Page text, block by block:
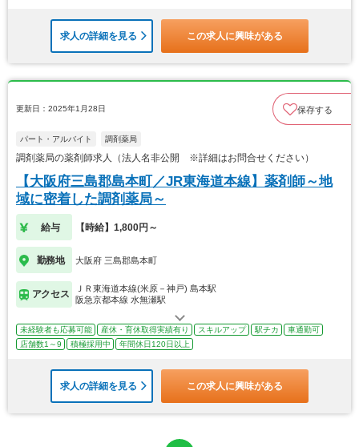
求人の詳細を見る この求人に興味がある
更新日：2025年1月28日 保存する
パート・アルバイト 調剤薬局
調剤薬局の薬剤師求人（法人名非公開 ※詳細はお問合せください）
【大阪府三島郡島本町／JR東海道本線】薬剤師～地
域に密着した調剤薬局～
給与 【時給】1,800円～
勤務地 大阪府 三島郡島本町
アクセス
ＪＲ東海道本線(米原－神戸) 島本駅
阪急京都本線 水無瀬駅
未経験者も応募可能 産休・育休取得実績有り スキルアップ 駅チカ
車通勤可
店舗数1～9
積極採用中 年間休日120日以上
求人の詳細を見る この求人に興味がある